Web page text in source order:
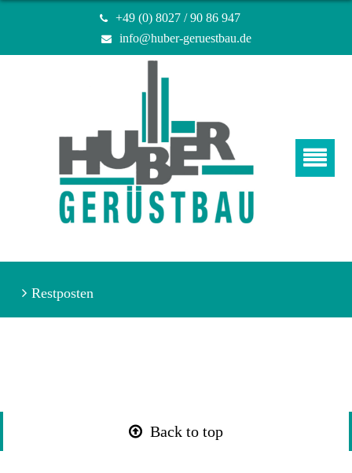
+49 (0) 8027 / 90 86 947
info@huber-geruestbau.de
Restposten
Back to top